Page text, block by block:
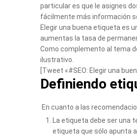
particular es que le asignes
fácilmente más información
Elegir una buena etiqueta es
aumentas la tasa de
Como complemento al tema
ilustrativo.
[Tweet «#SEO: Elegir una
Definiendo
En cuanto a las
La etiqueta debe ser una
etiqueta que sólo apunta